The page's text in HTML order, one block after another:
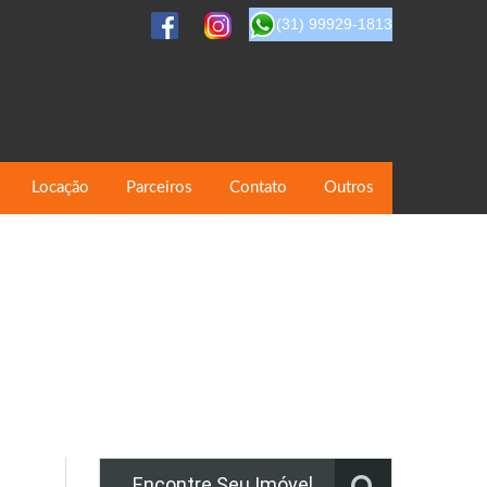
(31) 99929-1813
Locação Parceiros Contato Outros